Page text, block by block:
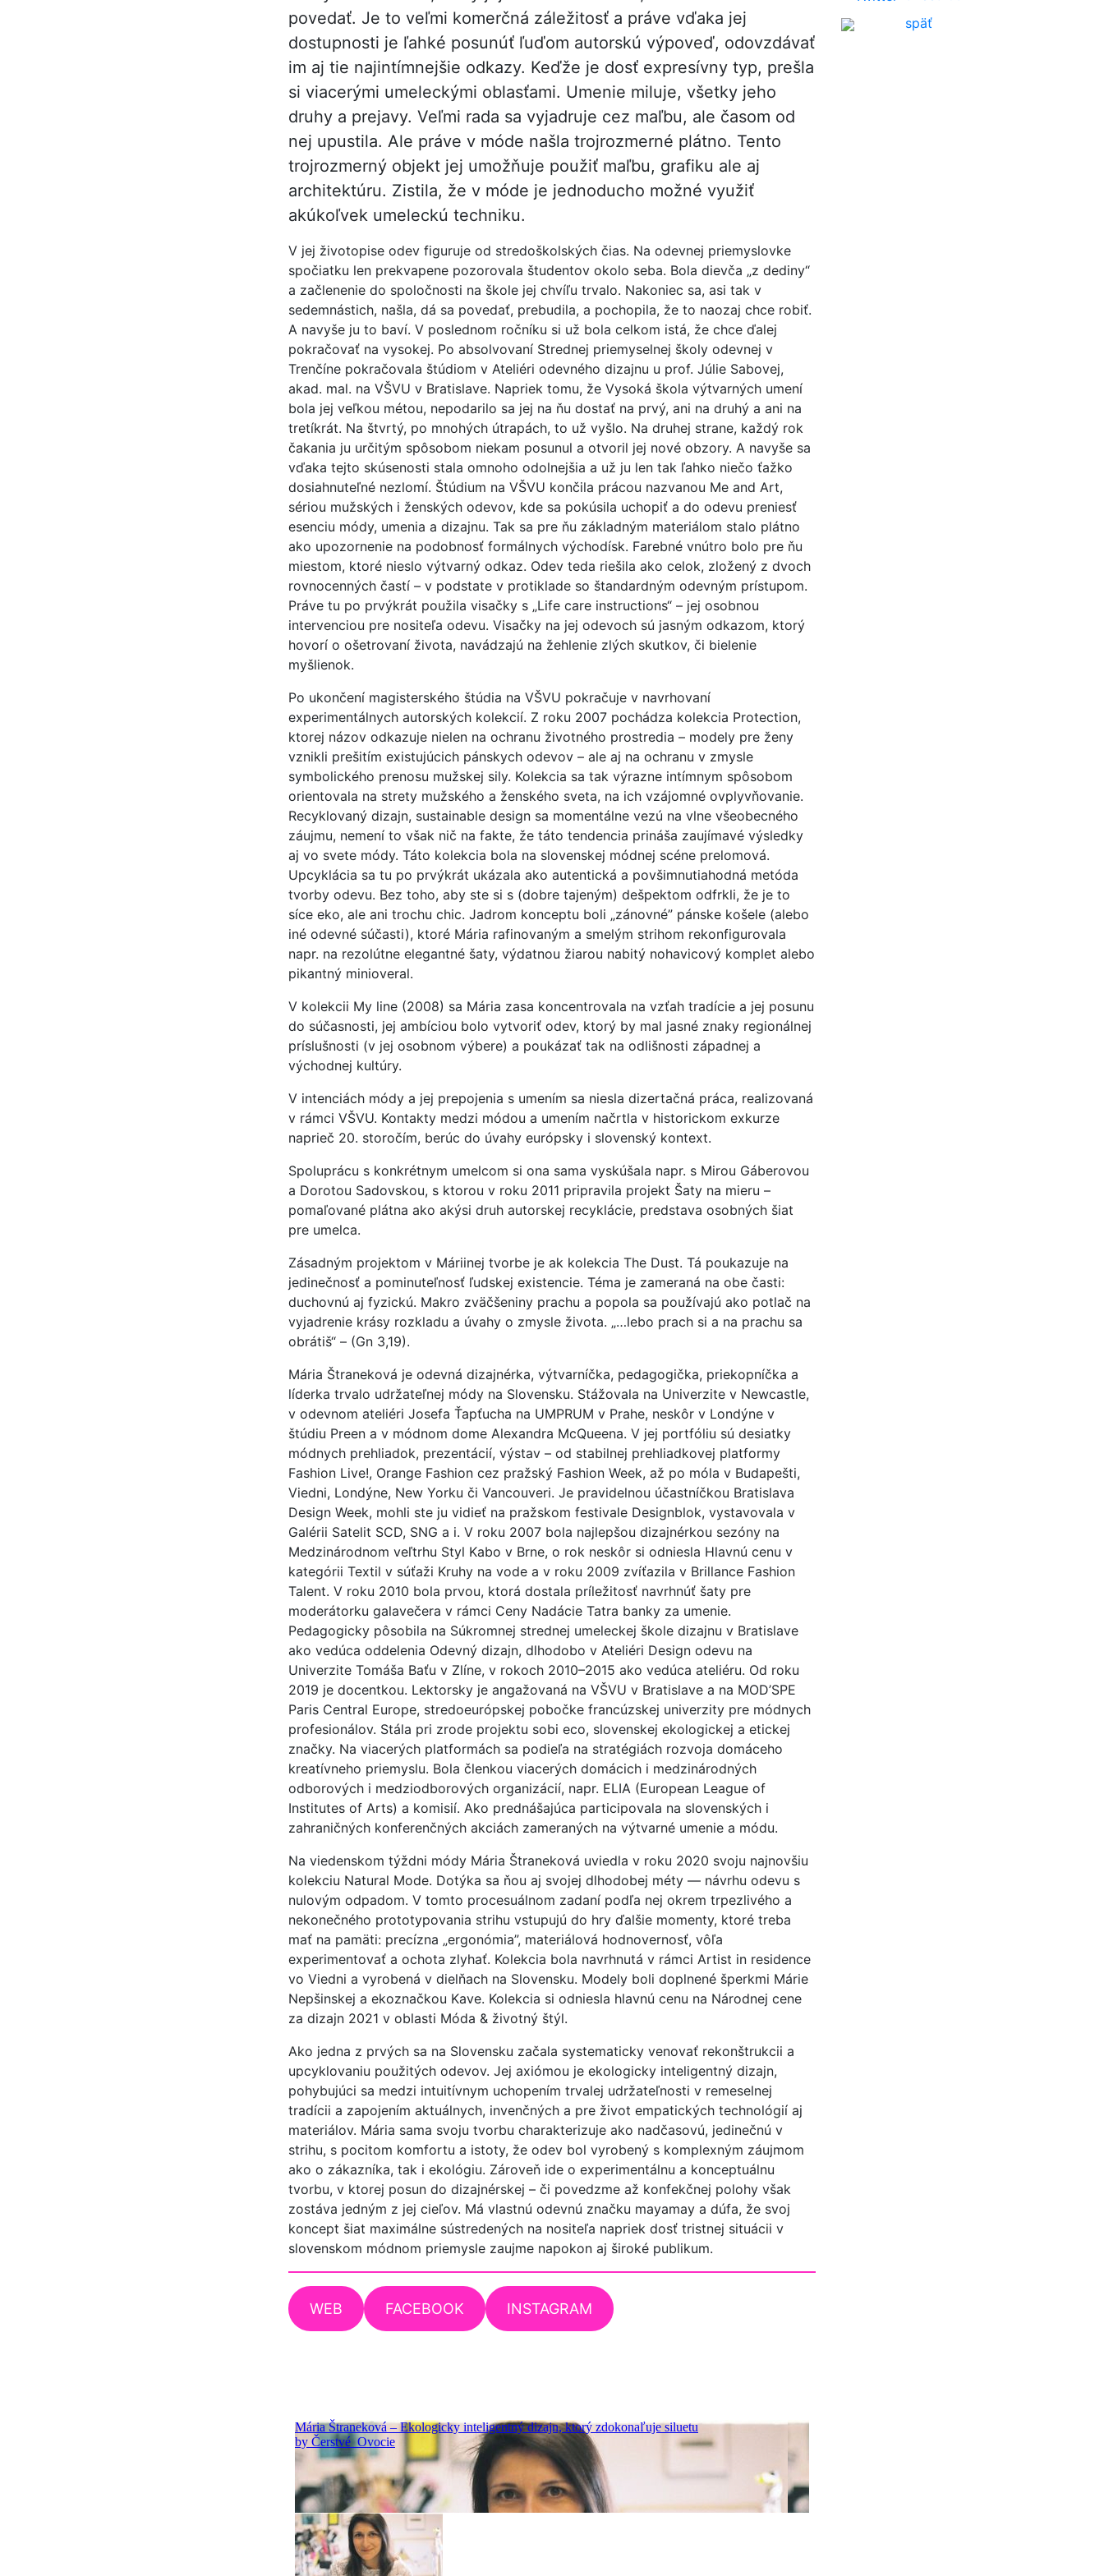
povedať. Je to veľmi komerčná záležitosť a práve vďaka jej
dostupnosti je ľahké posunúť ľuďom autorskú výpoveď, odovzdávať
im aj tie najintímnejšie odkazy. Keďže je dosť expresívny typ, prešla
si viacerými umeleckými oblasťami. Umenie miluje, všetky jeho
druhy a prejavy. Veľmi rada sa vyjadruje cez maľbu, ale časom od
nej upustila. Ale práve v móde našla trojrozmerné plátno. Tento
trojrozmerný objekt jej umožňuje použiť maľbu, grafiku ale aj
architektúru. Zistila, že v móde je jednoducho možné využiť
akúkoľvek umeleckú techniku.
V jej životopise odev figuruje od stredoškolských čias. Na odevnej priemyslovke
spočiatku len prekvapene pozorovala študentov okolo seba. Bola dievča „z dediny“
a začlenenie do spoločnosti na škole jej chvíľu trvalo. Nakoniec sa, asi tak v
sedemnástich, našla, dá sa povedať, prebudila, a pochopila, že to naozaj chce robiť.
A navyše ju to baví. V poslednom ročníku si už bola celkom istá, že chce ďalej
pokračovať na vysokej. Po absolvovaní Strednej priemyselnej školy odevnej v
Trenčíne pokračovala štúdiom v Ateliéri odevného dizajnu u prof. Júlie Sabovej,
akad. mal. na VŠVU v Bratislave. Napriek tomu, že Vysoká škola výtvarných umení
bola jej veľkou métou, nepodarilo sa jej na ňu dostať na prvý, ani na druhý a ani na
tretíkrát. Na štvrtý, po mnohých útrapách, to už vyšlo. Na druhej strane, každý rok
čakania ju určitým spôsobom niekam posunul a otvoril jej nové obzory. A navyše sa
vďaka tejto skúsenosti stala omnoho odolnejšia a už ju len tak ľahko niečo ťažko
dosiahnuteľné nezlomí. Štúdium na VŠVU končila prácou nazvanou Me and Art,
sériou mužských i ženských odevov, kde sa pokúsila uchopiť a do odevu preniesť
esenciu módy, umenia a dizajnu. Tak sa pre ňu základným materiálom stalo plátno
ako upozornenie na podobnosť formálnych východísk. Farebné vnútro bolo pre ňu
miestom, ktoré nieslo výtvarný odkaz. Odev teda riešila ako celok, zložený z dvoch
rovnocenných častí – v podstate v protiklade so štandardným odevným prístupom.
Práve tu po prvýkrát použila visačky s „Life care instructions“ – jej osobnou
intervenciou pre nositeľa odevu. Visačky na jej odevoch sú jasným odkazom, ktorý
hovorí o ošetrovaní života, navádzajú na žehlenie zlých skutkov, či bielenie
myšlienok.
Po ukončení magisterského štúdia na VŠVU pokračuje v navrhovaní
experimentálnych autorských kolekcií. Z roku 2007 pochádza kolekcia Protection,
ktorej názov odkazuje nielen na ochranu životného prostredia – modely pre ženy
vznikli prešitím existujúcich pánskych odevov – ale aj na ochranu v zmysle
symbolického prenosu mužskej sily. Kolekcia sa tak výrazne intímnym spôsobom
orientovala na strety mužského a ženského sveta, na ich vzájomné ovplyvňovanie.
Recyklovaný dizajn, sustainable design sa momentálne vezú na vlne všeobecného
záujmu, nemení to však nič na fakte, že táto tendencia prináša zaujímavé výsledky
aj vo svete módy. Táto kolekcia bola na slovenskej módnej scéne prelomová.
Upcyklácia sa tu po prvýkrát ukázala ako autentická a povšimnutiahodná metóda
tvorby odevu. Bez toho, aby ste si s (dobre tajeným) dešpektom odfrkli, že je to
síce eko, ale ani trochu chic. Jadrom konceptu boli „zánovné” pánske košele (alebo
iné odevné súčasti), ktoré Mária rafinovaným a smelým strihom rekonfigurovala
napr. na rezolútne elegantné šaty, výdatnou žiarou nabitý nohavicový komplet alebo
pikantný minioveral.
V kolekcii My line (2008) sa Mária zasa koncentrovala na vzťah tradície a jej posunu
do súčasnosti, jej ambíciou bolo vytvoriť odev, ktorý by mal jasné znaky regionálnej
príslušnosti (v jej osobnom výbere) a poukázať tak na odlišnosti západnej a
východnej kultúry.
V intenciách módy a jej prepojenia s umením sa niesla dizertačná práca, realizovaná
v rámci VŠVU. Kontakty medzi módou a umením načrtla v historickom exkurze
naprieč 20. storočím, berúc do úvahy európsky i slovenský kontext.
Spoluprácu s konkrétnym umelcom si ona sama vyskúšala napr. s Mirou Gáberovou
a Dorotou Sadovskou, s ktorou v roku 2011 pripravila projekt Šaty na mieru –
pomaľované plátna ako akýsi druh autorskej recyklácie, predstava osobných šiat
pre umelca.
Zásadným projektom v Máriinej tvorbe je ak kolekcia The Dust. Tá poukazuje na
jedinečnosť a pominuteľnosť ľudskej existencie. Téma je zameraná na obe časti:
duchovnú aj fyzickú. Makro zväčšeniny prachu a popola sa používajú ako potlač na
vyjadrenie krásy rozkladu a úvahy o zmysle života. „…lebo prach si a na prachu sa
obrátiš“ – (Gn 3,19).
Mária Štraneková je odevná dizajnérka, výtvarníčka, pedagogička, priekopníčka a
líderka trvalo udržateľnej módy na Slovensku. Stážovala na Univerzite v Newcastle,
v odevnom ateliéri Josefa Ťapťucha na UMPRUM v Prahe, neskôr v Londýne v
štúdiu Preen a v módnom dome Alexandra McQueena. V jej portfóliu sú desiatky
módnych prehliadok, prezentácií, výstav – od stabilnej prehliadkovej platformy
Fashion Live!, Orange Fashion cez pražský Fashion Week, až po móla v Budapešti,
Viedni, Londýne, New Yorku či Vancouveri. Je pravidelnou účastníčkou Bratislava
Design Week, mohli ste ju vidieť na pražskom festivale Designblok, vystavovala v
Galérii Satelit SCD, SNG a i. V roku 2007 bola najlepšou dizajnérkou sezóny na
Medzinárodnom veľtrhu Styl Kabo v Brne, o rok neskôr si odniesla Hlavnú cenu v
kategórii Textil v súťaži Kruhy na vode a v roku 2009 zvíťazila v Brillance Fashion
Talent. V roku 2010 bola prvou, ktorá dostala príležitosť navrhnúť šaty pre
moderátorku galavečera v rámci Ceny Nadácie Tatra banky za umenie.
Pedagogicky pôsobila na Súkromnej strednej umeleckej škole dizajnu v Bratislave
ako vedúca oddelenia Odevný dizajn, dlhodobo v Ateliéri Design odevu na
Univerzite Tomáša Baťu v Zlíne, v rokoch 2010–2015 ako vedúca ateliéru. Od roku
2019 je docentkou. Lektorsky je angažovaná na VŠVU v Bratislave a na MOD’SPE
Paris Central Europe, stredoeurópskej pobočke francúzskej univerzity pre módnych
profesionálov. Stála pri zrode projektu sobi eco, slovenskej ekologickej a etickej
značky. Na viacerých platformách sa podieľa na stratégiách rozvoja domáceho
kreatívneho priemyslu. Bola členkou viacerých domácich i medzinárodných
odborových i medziodborových organizácií, napr. ELIA (European League of
Institutes of Arts) a komisií. Ako prednášajúca participovala na slovenských i
zahraničných konferenčných akciách zameraných na výtvarné umenie a módu.
Na viedenskom týždni módy Mária Štraneková uviedla v roku 2020 svoju najnovšiu
kolekciu Natural Mode. Dotýka sa ňou aj svojej dlhodobej méty — návrhu odevu s
nulovým odpadom. V tomto procesuálnom zadaní podľa nej okrem trpezlivého a
nekonečného prototypovania strihu vstupujú do hry ďalšie momenty, ktoré treba
mať na pamäti: precízna „ergonómia”, materiálová hodnovernosť, vôľa
experimentovať a ochota zlyhať. Kolekcia bola navrhnutá v rámci Artist in residence
vo Viedni a vyrobená v dielňach na Slovensku. Modely boli doplnené šperkmi Márie
Nepšinskej a ekoznačkou Kave. Kolekcia si odniesla hlavnú cenu na Národnej cene
za dizajn 2021 v oblasti Móda & životný štýl.
Ako jedna z prvých sa na Slovensku začala systematicky venovať rekonštrukcii a
upcyklovaniu použitých odevov. Jej axiómou je ekologicky inteligentný dizajn,
pohybujúci sa medzi intuitívnym uchopením trvalej udržateľnosti v remeselnej
tradícii a zapojením aktuálnych, invenčných a pre život empatických technológií aj
materiálov. Mária sama svoju tvorbu charakterizuje ako nadčasovú, jedinečnú v
strihu, s pocitom komfortu a istoty, že odev bol vyrobený s komplexným záujmom
ako o zákazníka, tak i ekológiu. Zároveň ide o experimentálnu a konceptuálnu
tvorbu, v ktorej posun do dizajnérskej – či povedzme až konfekčnej polohy však
zostáva jedným z jej cieľov. Má vlastnú odevnú značku mayamay a dúfa, že svoj
koncept šiat maximálne sústredených na nositeľa napriek dosť tristnej situácii v
slovenskom módnom priemysle zaujme napokon aj široké publikum.
WEB FACEBOOK INSTAGRAM
späť